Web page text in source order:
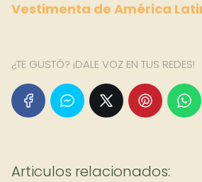
Vestimenta de América
¿TE GUSTÓ? ¡DALE VOZ EN TUS REDES!
Articulos relacionados: